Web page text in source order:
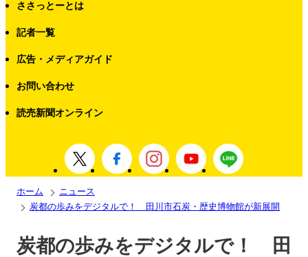
ささっとーとは
記者一覧
広告・メディアガイド
お問い合わせ
読売新聞オンライン
ホーム
ニュース
炭都の歩みをデジタルで！ 田川市石炭・歴史博物館が新展開
炭都の歩みをデジタルで！ 田